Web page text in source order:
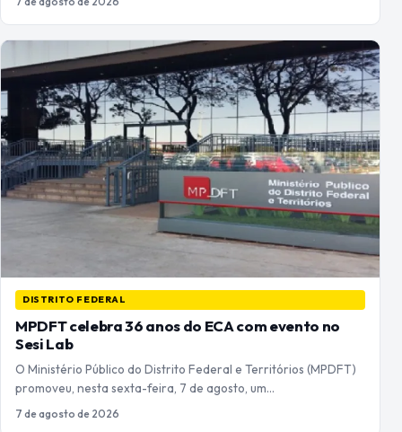
DISTRITO FEDERAL
MPDFT celebra 36 anos do ECA com evento no
Sesi Lab
O Ministério Público do Distrito Federal e Territórios (MPDFT)
promoveu, nesta sexta-feira, 7 de agosto, um…
7 de agosto de 2026